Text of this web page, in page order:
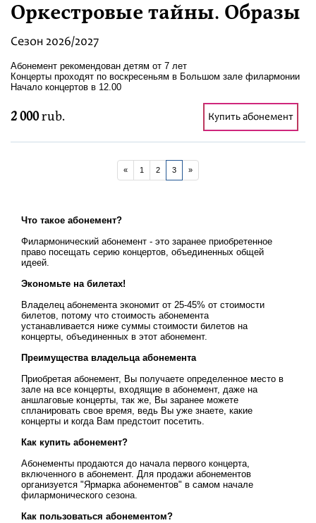
Что такое абонемент?
Филармонический абонемент - это заранее приобретенное
право посещать серию концертов, объединенных общей
идеей.
Экономьте на билетах!
Владелец абонемента экономит от 25-45% от стоимости
билетов, потому что стоимость абонемента
устанавливается ниже суммы стоимости билетов на
концерты, объединенных в этот абонемент.
Преимущества владельца абонемента
Приобретая абонемент, Вы получаете определенное место в
зале на все концерты, входящие в абонемент, даже на
аншлаговые концерты, так же, Вы заранее можете
спланировать свое время, ведь Вы уже знаете, какие
концерты и когда Вам предстоит посетить.
Как купить абонемент?
Абонементы продаются до начала первого концерта,
включенного в абонемент. Для продажи абонементов
организуется "Ярмарка абонементов" в самом начале
филармонического сезона.
Как пользоваться абонементом?
Оркестровые тайны. Образы
Сезон 2026/2027
Абонемент рекомендован детям от 7 лет
Концерты проходят по воскресеньям в Большом зале филармонии
Начало концертов в 12.00
2 000rub. Купить абонемент
« 1 2 3 »